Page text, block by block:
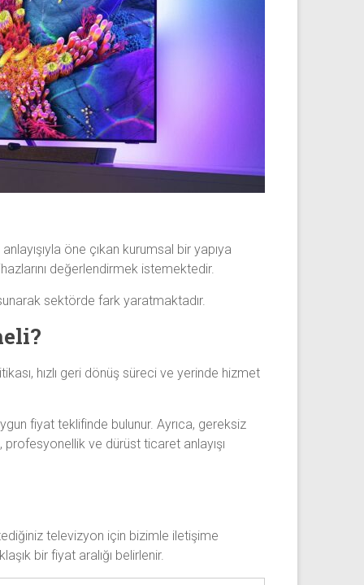
öne çıkan kurumsal bir yapıya
değerlendirmek istemektedir.
sektörde fark yaratmaktadır.
hızlı geri dönüş süreci ve yerinde hizmet
fiyat teklifinde bulunur. Ayrıca, gereksiz
ve dürüst ticaret anlayışı
televizyon için bizimle iletişime
bir fiyat aralığı belirlenir.